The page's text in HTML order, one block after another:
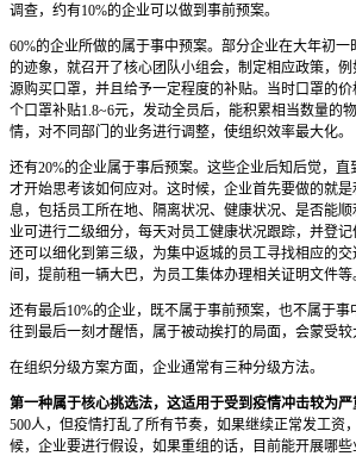
调查，约有10%的企业可以做到事前预案。
60%的企业所做的属于事中预案。部分企业在大年初
的迹象，就召开了核心团队小组会，制定相应政策，
源购买口罩，并且给予一定程度的补贴。当时口罩的
个口罩补贴1.8~6元，发动全员后，能积累相当数量的
情，对不同部门的业务进行调整，使组织效率最大化。
还有20%的企业属于事后预案。这些企业后知后觉，直
才开始思考该如何应对。这时候，企业首先要做的就
息，包括员工所在地、隔离状况、健康状况、是否能
业可进行二级细分，每天对员工健康状况跟踪，并登
还可以细化到第三级，为集中返城的员工寻找相应的
间，提前租一辆大巴，为员工集体办理相关证明文件等
还有最后10%的企业，既不属于事前预案，也不属于
往到最后一刻才醒悟，属于被动挨打的局面，会蒙受较
在组织分级方案方面，企业通常有三种分级方法。
第一种属于核心挑选法，这适用于受到疫情冲击较为严
500人，但疫情打乱了所有节奏，如果继续正常发工资
候，企业要进行假设，如果重组的话，目前能开展哪些